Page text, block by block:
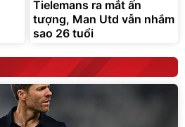
Tielemans ra mắt ấn
tượng, Man Utd vẫn nhắm
sao 26 tuổi